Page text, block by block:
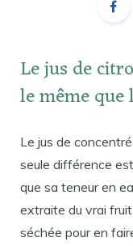
Le jus de
le même
Le jus de
seule différence
que sa teneur en
extraite du vrai
séchée pour en